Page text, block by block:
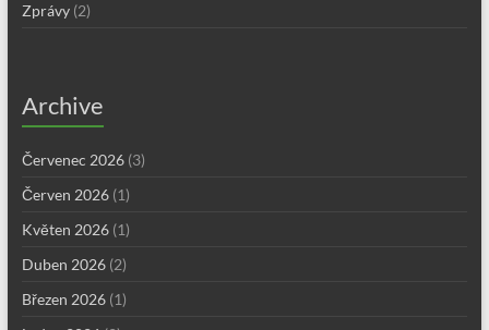
Zprávy(2)
Archive
Červenec 2026(3)
Červen 2026(1)
Květen 2026(1)
Duben 2026(2)
Březen 2026(1)